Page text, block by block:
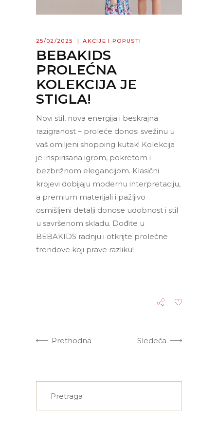
25/02/2025 AKCIJE I POPUSTI
BEBAKIDS
PROLEĆNA
KOLEKCIJA JE
STIGLA!
Novi stil, nova energija i beskrajna
razigranost – proleće donosi svežinu u
vaš omiljeni shopping kutak! Kolekcija
je inspirisana igrom, pokretom i
bezbrižnom elegancijom. Klasični
krojevi dobijaju modernu interpretaciju,
a premium materijali i pažljivo
osmišljeni detalji donose udobnost i stil
u savršenom skladu. Dođite u
BEBAKIDS radnju i otkrijte prolećne
trendove koji prave razliku!
Prethodna Sledeća